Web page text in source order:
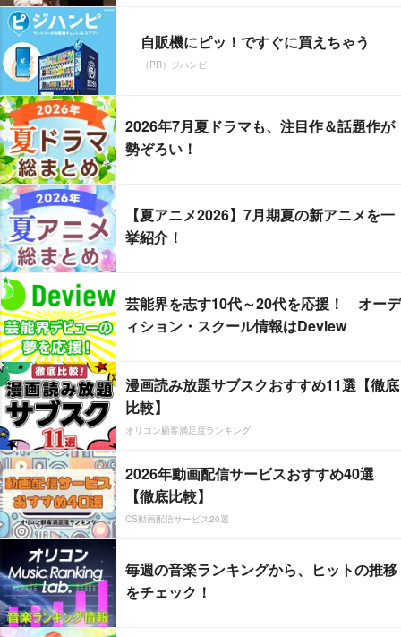
自販機にピッ！ですぐに買えちゃう
（PR）ジハンピ
2026年7月夏ドラマも、注目作＆話題作が
勢ぞろい！
【夏アニメ2026】7月期夏の新アニメを一
挙紹介！
芸能界を志す10代～20代を応援！ オーデ
ィション・スクール情報はDeview
漫画読み放題サブスクおすすめ11選【徹底
比較】
オリコン顧客満足度ランキング
2026年動画配信サービスおすすめ40選
【徹底比較】
CS動画配信サービス20選
毎週の音楽ランキングから、ヒットの推移
をチェック！